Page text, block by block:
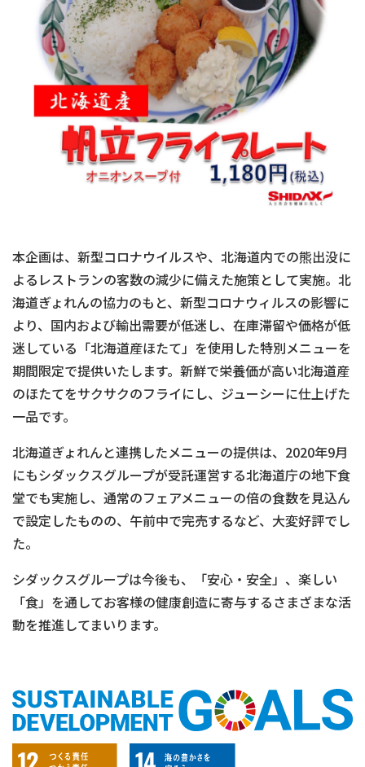
本企画は、新型コロナウイルスや、北海道内での熊出没に
よるレストランの客数の減少に備えた施策として実施。北
海道ぎょれんの協力のもと、新型コロナウィルスの影響に
より、国内および輸出需要が低迷し、在庫滞留や価格が低
迷している「北海道産ほたて」を使用した特別メニューを
期間限定で提供いたします。新鮮で栄養価が高い北海道産
のほたてをサクサクのフライにし、ジューシーに仕上げた
一品です。
北海道ぎょれんと連携したメニューの提供は、2020年9月
にもシダックスグループが受託運営する北海道庁の地下食
堂でも実施し、通常のフェアメニューの倍の食数を見込ん
で設定したものの、午前中で完売するなど、大変好評でし
た。
シダックスグループは今後も、「安心・安全」、楽しい
「食」を通してお客様の健康創造に寄与するさまざまな活
動を推進してまいります。